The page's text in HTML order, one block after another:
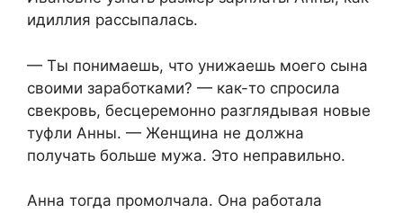
идиллия рассыпалась.
— Ты понимаешь, что унижаешь моего сына
своими заработками? — как-то спросила
свекровь, бесцеремонно разглядывая новые
туфли Анны. — Женщина не должна
получать больше мужа. Это неправильно.
Анна тогда промолчала. Она работала